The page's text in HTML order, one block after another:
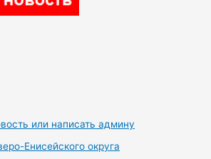
или написать админу
Енисейского округа